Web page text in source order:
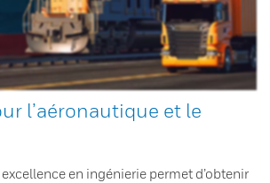
l’aéronautique et le
en ingénierie permet d’obtenir